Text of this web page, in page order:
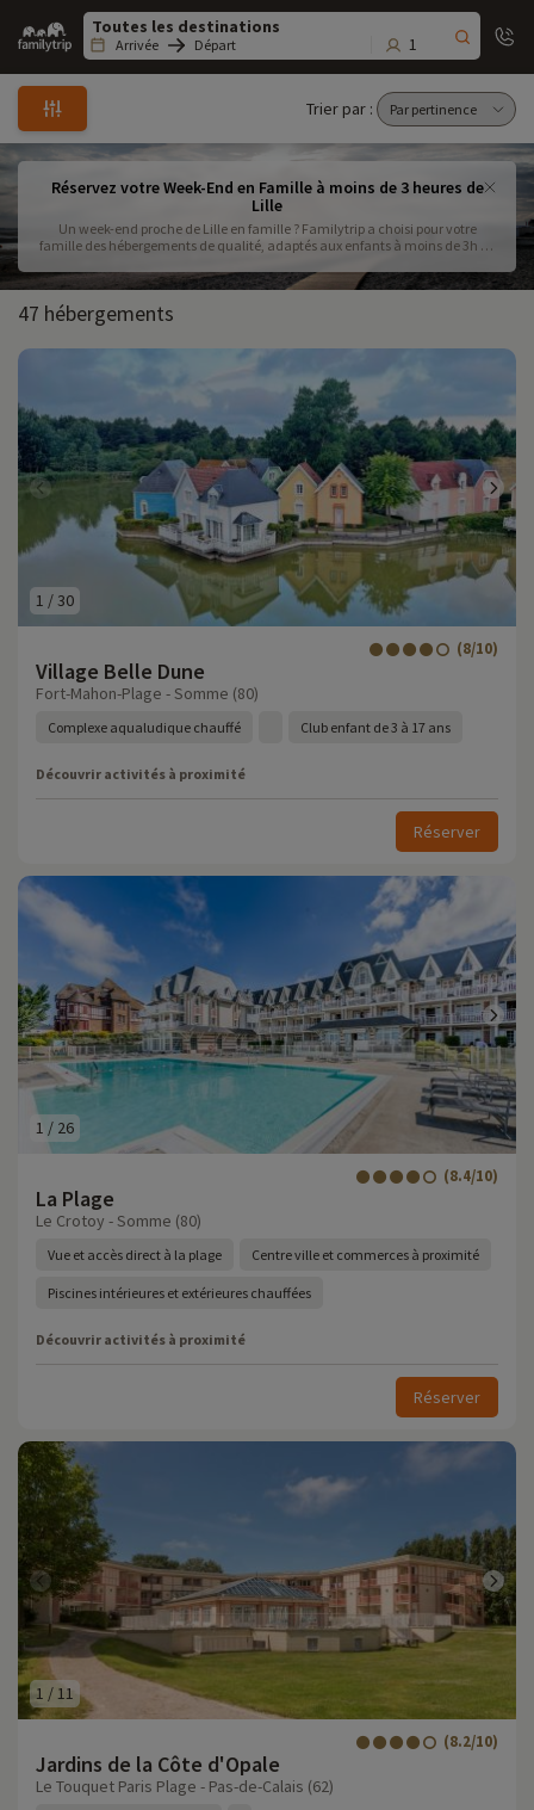
Family
trip
Arrivée Départ 1
Trier par :
Réservez votre Week-End en Famille à moins de 3 heures de
Lille
Un week-end proche de Lille en famille ? Familytrip a choisi pour votre
famille des hébergements de qualité, adaptés aux enfants à moins de 3h de
famille inoubliable ! Accédez à des vacances 100% détente parmi un
établissement de votre choix en France ! Vous souhaitez passer un séjour
proche de la ville, découvrez nos prix pour un week-end de rêve. Avoir des
idées de voyage est le meilleur moyen pour planifier vos vacances en
amoureux et profitez d'un moment de détente près de la plage ou au cœur
de la nature.
47 hébergements
1 /30
Village Belle Dune
(8/10)
Fort-Mahon-Plage - Somme (80)
Complexe aqualudique chauffé Club enfant de 3 à 17 ans
Découvrir activités à proximité
Réserver
1 / 26
La Plage
(8.4/10)
Le Crotoy - Somme (80)
Vue et accès direct à la plage Centre ville et commerces à proximité
Piscines intérieures et extérieures chauffées
Découvrir activités à proximité
Réserver
1 /11
Jardins de la Côte d'Opale
(8.2/10)
Le Touquet Paris Plage - Pas-de-Calais (62)